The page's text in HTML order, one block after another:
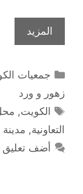
المزيد
التصنيفات
جمعيات
زهور و ورد
الوسوم
الكويت,
التعاونية, مدينة
أضف تعليق